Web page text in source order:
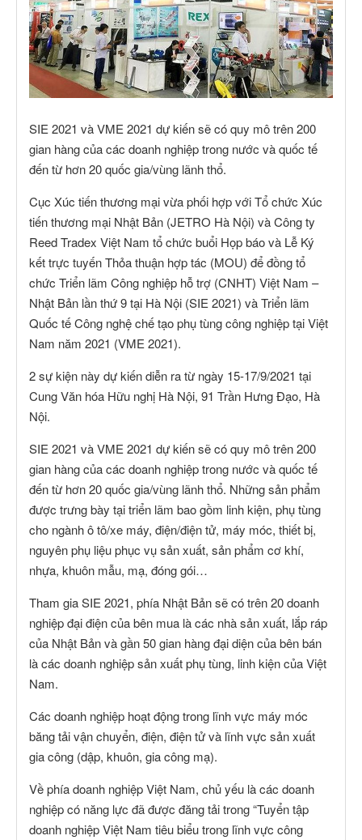
SIE 2021 và VME 2021 dự kiến sẽ có quy mô trên 200
gian hàng của các doanh nghiệp trong nước và quốc tế
đến từ hơn 20 quốc gia/vùng lãnh thổ.
Cục Xúc tiến thương mại vừa phối hợp với Tổ chức Xúc
tiến thương mại Nhật Bản (JETRO Hà Nội) và Công ty
Reed Tradex Việt Nam tổ chức buổi Họp báo và Lễ Ký
kết trực tuyến Thỏa thuận hợp tác (MOU) để đồng tổ
chức Triển lãm Công nghiệp hỗ trợ (CNHT) Việt Nam –
Nhật Bản lần thứ 9 tại Hà Nội (SIE 2021) và Triển lãm
Quốc tế Công nghệ chế tạo phụ tùng công nghiệp tại Việt
Nam năm 2021 (VME 2021).
2 sự kiện này dự kiến diễn ra từ ngày 15-17/9/2021 tại
Cung Văn hóa Hữu nghị Hà Nội, 91 Trần Hưng Đạo, Hà
Nội.
SIE 2021 và VME 2021 dự kiến sẽ có quy mô trên 200
gian hàng của các doanh nghiệp trong nước và quốc tế
đến từ hơn 20 quốc gia/vùng lãnh thổ. Những sản phẩm
được trưng bày tại triển lãm bao gồm linh kiện, phụ tùng
cho ngành ô tô/xe máy, điện/điện tử, máy móc, thiết bị,
nguyên phụ liệu phục vụ sản xuất, sản phẩm cơ khí,
nhựa, khuôn mẫu, mạ, đóng gói…
Tham gia SIE 2021, phía Nhật Bản sẽ có trên 20 doanh
nghiệp đại điện của bên mua là các nhà sản xuất, lắp ráp
của Nhật Bản và gần 50 gian hàng đại diện của bên bán
là các doanh nghiệp sản xuất phụ tùng, linh kiện của Việt
Nam.
Các doanh nghiệp hoạt động trong lĩnh vực máy móc
băng tải vận chuyển, điện, điện tử và lĩnh vực sản xuất
gia công (dập, khuôn, gia công mạ).
Về phía doanh nghiệp Việt Nam, chủ yếu là các doanh
nghiệp có năng lực đã được đăng tải trong “Tuyển tập
doanh nghiệp Việt Nam tiêu biểu trong lĩnh vực công